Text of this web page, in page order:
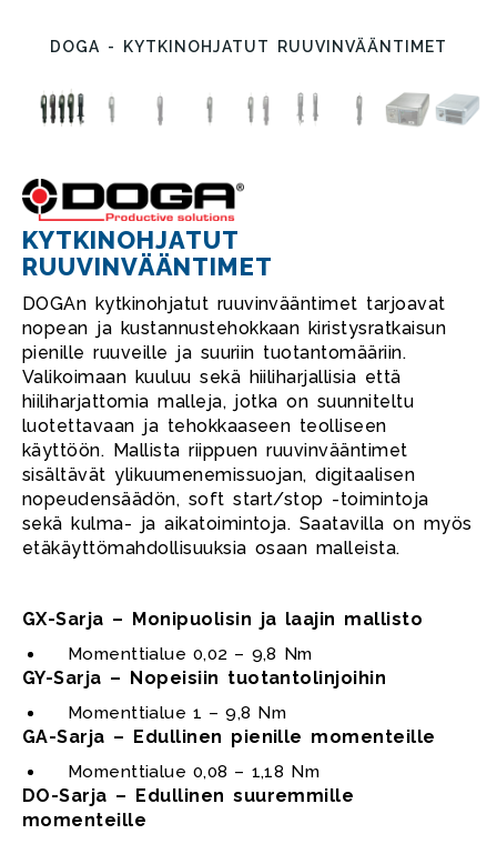
DOGA - KYTKINOHJATUT RUUVINVÄÄNTIMET
KYTKINOHJATUT
RUUVINVÄÄNTIMET
DOGAn kytkinohjatut ruuvinvääntimet tarjoavat
nopean ja kustannustehokkaan kiristysratkaisun
pienille ruuveille ja suuriin tuotantomääriin.
Valikoimaan kuuluu sekä hiiliharjallisia että
hiiliharjattomia malleja, jotka on suunniteltu
luotettavaan ja tehokkaaseen teolliseen
käyttöön. Mallista riippuen ruuvinvääntimet
sisältävät ylikuumenemissuojan, digitaalisen
nopeudensäädön, soft start/stop -toimintoja
sekä kulma- ja aikatoimintoja. Saatavilla on myös
etäkäyttömahdollisuuksia osaan malleista.
GX-Sarja – Monipuolisin ja laajin mallisto
Momenttialue 0,02 – 9,8 Nm
GY-Sarja – Nopeisiin tuotantolinjoihin
Momenttialue 1 – 9,8 Nm
GA-Sarja – Edullinen pienille momenteille
Momenttialue 0,08 – 1,18 Nm
DO-Sarja – Edullinen suuremmille
momenteille